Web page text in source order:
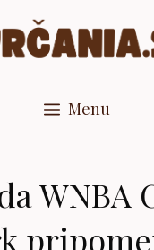
Menu
WNBA